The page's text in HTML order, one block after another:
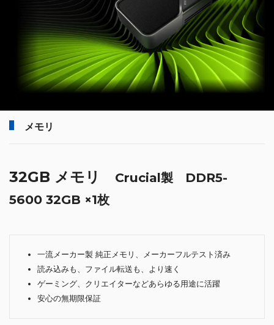
メモリ
32GB メモリ
Crucial製 DDR5-
5600 32GB ×1枚
一流メーカー製 純正メモリ、メーカーフルテスト済み
読み込みも、ファイル転送も、より速く
ゲーミング、クリエイターなどあらゆる用途に活躍
安心の無期限保証